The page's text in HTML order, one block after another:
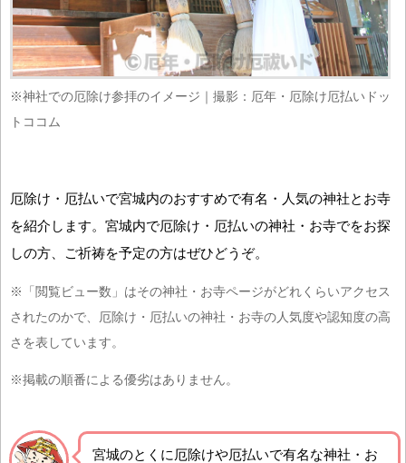
※神社での厄除け参拝のイメージ｜撮影：厄年・厄除け厄払いドッ
トココム
厄除け・厄払いで宮城内のおすすめで有名・人気の神社とお寺
を紹介します。宮城内で厄除け・厄払いの神社・お寺でをお探
しの方、ご祈祷を予定の方はぜひどうぞ。
※「閲覧ビュー数」はその神社・お寺ページがどれくらいアクセス
されたのかで、厄除け・厄払いの神社・お寺の人気度や認知度の高
さを表しています。
※掲載の順番による優劣はありません。
宮城のとくに厄除けや厄払いで有名な神社・お